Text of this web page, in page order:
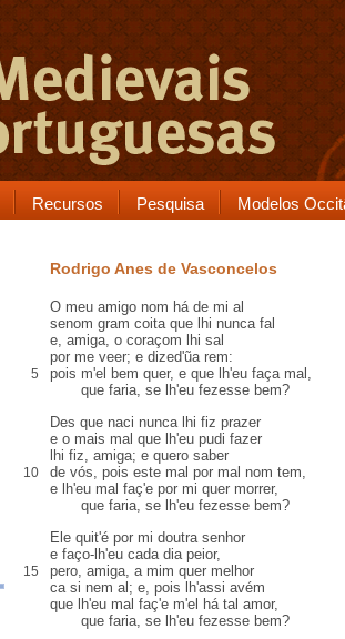
Recursos Pesquisa Modelos
Rodrigo Anes de Vasconcelos
O meu amigo nom há de mi al
senom gram coitaque lhi nunca fal
e, amiga, o coraçom lhi sal
por me veer; e dized'ũa rem:
5
pois m'el bem quer, e que lh'eu faça mal,
que faria, se lh'eu fezesse bem?
Des que naci nunca lhi fiz prazer
e o mais mal que lh'eu pudi fazer
lhi fiz, amiga; e quero saber
10
de vós, pois este mal por mal nom tem,
e lh'eu mal faç'e por mi quer morrer,
que faria, se lh'eu fezesse bem?
Ele quit'é por mi doutra senhor
e faço-lh'eu cada dia peior,
15 pero, amiga, a mim quer melhor
casi nem al ; e, pois lh'assi avém
que lh'eu mal faç'e m'el há tal amor,
que faria, se lh'eu fezesse bem?